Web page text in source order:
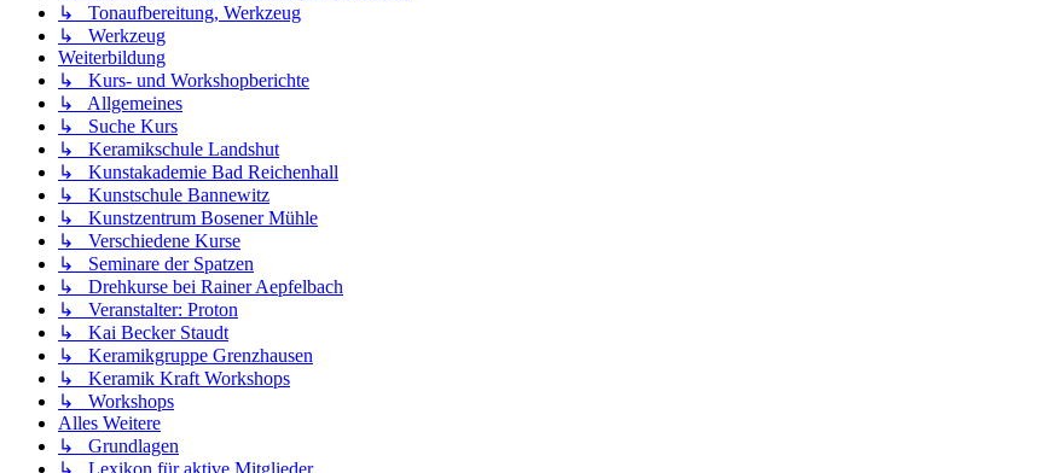
↳ Tonaufbereitung, Werkzeug
↳ Werkzeug
Weiterbildung
↳ Kurs- und Workshopberichte
↳ Allgemeines
↳ Suche Kurs
↳ Keramikschule Landshut
↳ Kunstakademie Bad Reichenhall
↳ Kunstschule Bannewitz
↳ Kunstzentrum Bosener Mühle
↳ Verschiedene Kurse
↳ Seminare der Spatzen
↳ Drehkurse bei Rainer Aepfelbach
↳ Veranstalter: Proton
↳ Kai Becker Staudt
↳ Keramikgruppe Grenzhausen
↳ Keramik Kraft Workshops
↳ Workshops
Alles Weitere
↳ Grundlagen
↳ Lexikon für aktive Mitglieder